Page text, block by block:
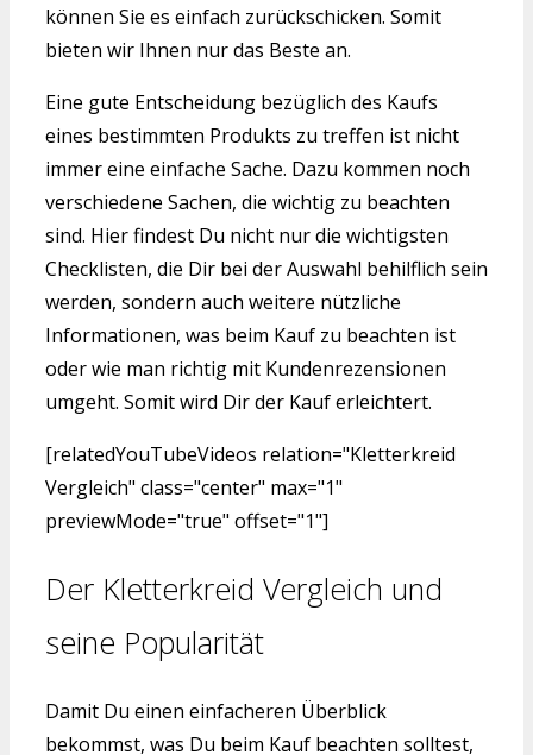
können Sie es einfach zurückschicken. Somit
bieten wir Ihnen nur das Beste an.
Eine gute Entscheidung bezüglich des Kaufs
eines bestimmten Produkts zu treffen ist nicht
immer eine einfache Sache. Dazu kommen noch
verschiedene Sachen, die wichtig zu beachten
sind. Hier findest Du nicht nur die wichtigsten
Checklisten, die Dir bei der Auswahl behilflich sein
werden, sondern auch weitere nützliche
Informationen, was beim Kauf zu beachten ist
oder wie man richtig mit Kundenrezensionen
umgeht. Somit wird Dir der Kauf erleichtert.
[relatedYouTubeVideos relation="Kletterkreid
Vergleich" class="center" max="1"
previewMode="true" offset="1"]
Der Kletterkreid Vergleich und
seine Popularität
Damit Du einen einfacheren Überblick
bekommst, was Du beim Kauf beachten solltest,